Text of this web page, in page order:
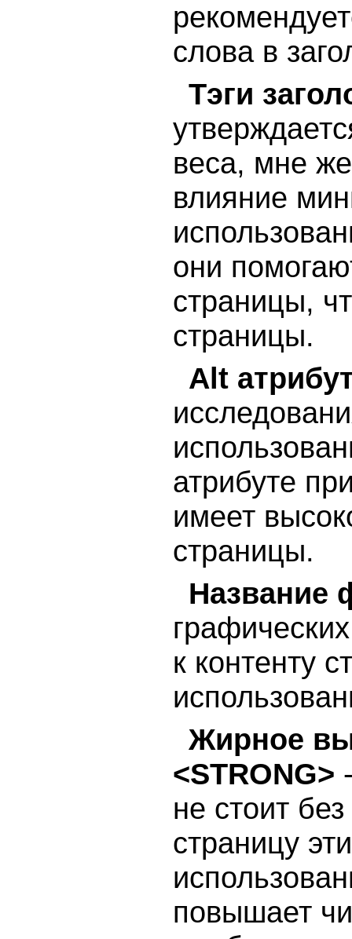
слова в
Тэги
веса, мне
влияние
они
страницы,
страницы.
Alt
атрибуте
имеет
страницы.
Название
к контенту
Жирное
<STRONG>
не стоит
страницу
повышает